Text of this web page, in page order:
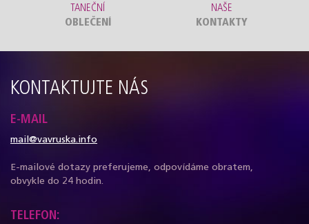
TANEČNÍ
OBLEČENÍ
NAŠE
KONTAKTY
KONTAKTUJTE NÁS
E-MAIL
mail@vavruska.info
E-mailové dotazy preferujeme, odpovídáme obratem,
obvykle do 24 hodin.
TELEFON: